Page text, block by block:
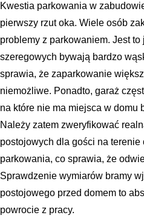
Kwestia parkowania w
pierwszy rzut oka. Wiele osób
problemy z parkowaniem. Jest to
szeregowych bywają bardzo
sprawia, że zaparkowanie
niemożliwe. Ponadto, garaż
na które nie ma miejsca w domu
Należy zatem zweryfikować
postojowych dla gości na
parkowania, co sprawia, że
Sprawdzenie wymiarów bramy
postojowego przed domem to
powrocie z pracy.